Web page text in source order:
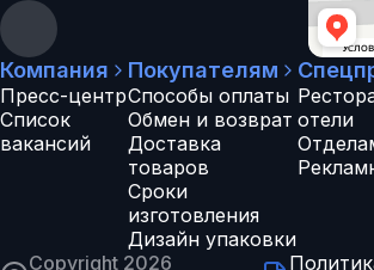
Компания
Пресс-центр
Список
вакансий
Покупателям
Способы оплаты
Обмен и возврат
Доставка
товаров
Сроки
изготовления
Дизайн упаковки
отели
Copyright 2026